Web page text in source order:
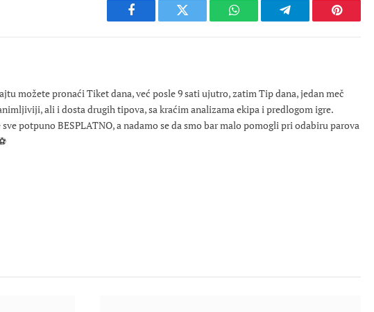
Facebook Twitter WhatsAppTelegram Pinterest
možete pronaći Tiket dana, već posle 9 sati ujutro, zatim Tip dana, jedan meč
ali i dosta drugih tipova, sa kraćim analizama ekipa i predlogom igre.
potpuno BESPLATNO, a nadamo se da smo bar malo pomogli pri odabiru parova